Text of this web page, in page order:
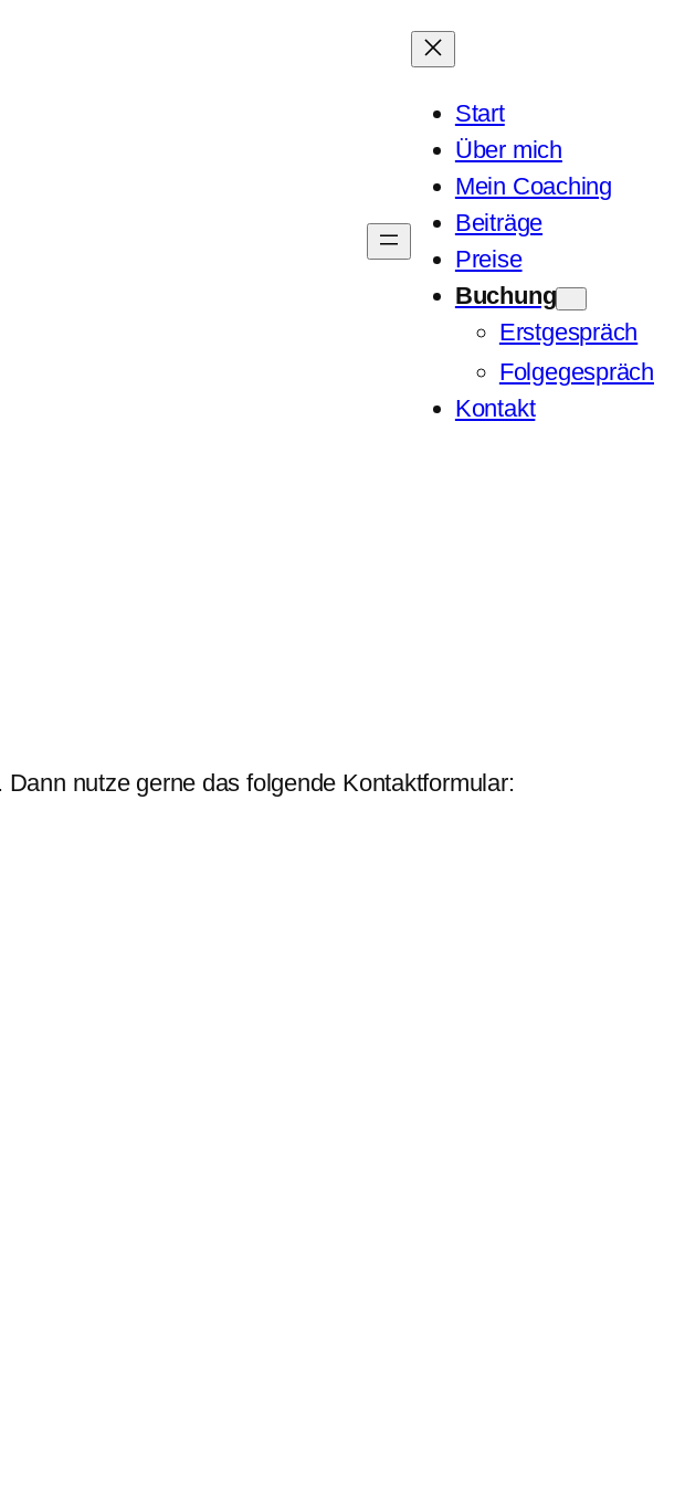
Start
Über mich
Mein Coaching
Beiträge
Preise
Buchung
Erstgespräch
Folgegespräch
Kontakt
nutze gerne das folgende Kontaktformular: